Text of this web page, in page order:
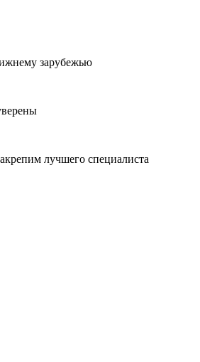
зарубежью
лучшего специалиста